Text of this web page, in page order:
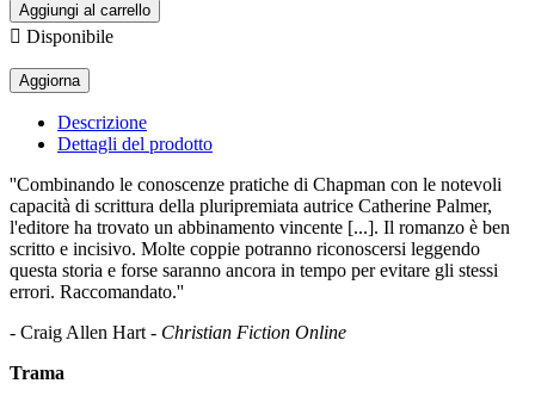
Aggiungi al carrello
 Disponibile
Descrizione
Dettagli del prodotto
''Combinando le conoscenze pratiche di Chapman con le notevoli
capacità di scrittura della pluripremiata autrice Catherine Palmer,
l'editore ha trovato un abbinamento vincente [...]. Il romanzo è ben
scritto e incisivo. Molte coppie potranno riconoscersi leggendo
questa storia e forse saranno ancora in tempo per evitare gli stessi
errori. Raccomandato.''
- Craig Allen Hart - Christian Fiction Online
Trama